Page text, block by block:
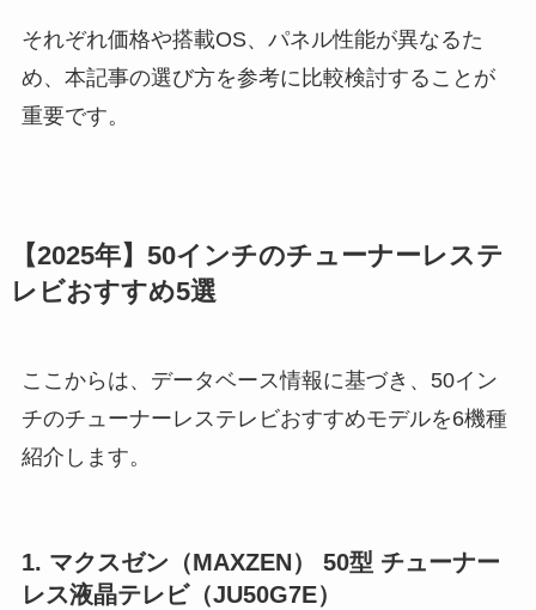
それぞれ価格や搭載OS、パネル性能が異なるた
め、本記事の選び方を参考に比較検討することが
重要です。
【2025年】50インチのチューナーレステ
レビおすすめ5選
ここからは、データベース情報に基づき、50イン
チのチューナーレステレビおすすめモデルを6機種
紹介します。
1. マクスゼン（MAXZEN） 50型 チューナー
レス液晶テレビ（JU50G7E）